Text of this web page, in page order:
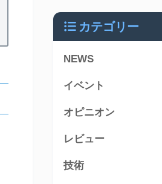
カテゴリー
NEWS
イベント
オピニオン
レビュー
技術